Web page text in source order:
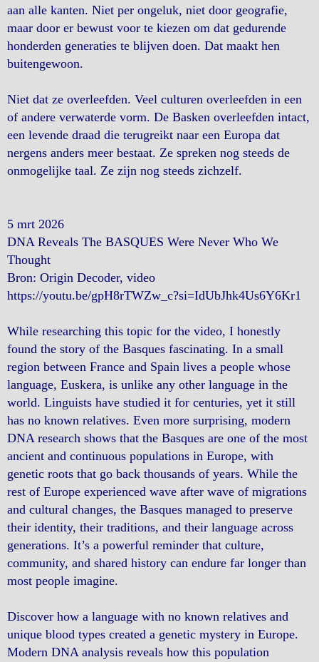
aan alle kanten. Niet per ongeluk, niet door geografie,
maar door er bewust voor te kiezen om dat gedurende
honderden generaties te blijven doen. Dat maakt hen
buitengewoon.
Niet dat ze overleefden. Veel culturen overleefden in een
of andere verwaterde vorm. De Basken overleefden intact,
een levende draad die terugreikt naar een Europa dat
nergens anders meer bestaat. Ze spreken nog steeds de
onmogelijke taal. Ze zijn nog steeds zichzelf.
5 mrt 2026
DNA Reveals The BASQUES Were Never Who We
Thought
Bron: Origin Decoder, video
https://youtu.be/gpH8rTWZw_c?si=IdUbJhk4Us6Y6Kr1
While researching this topic for the video, I honestly
found the story of the Basques fascinating. In a small
region between France and Spain lives a people whose
language, Euskera, is unlike any other language in the
world. Linguists have studied it for centuries, yet it still
has no known relatives. Even more surprising, modern
DNA research shows that the Basques are one of the most
ancient and continuous populations in Europe, with
genetic roots that go back thousands of years. While the
rest of Europe experienced wave after wave of migrations
and cultural changes, the Basques managed to preserve
their identity, their traditions, and their language across
generations. It’s a powerful reminder that culture,
community, and shared history can endure far longer than
most people imagine.
Discover how a language with no known relatives and
unique blood types created a genetic mystery in Europe.
Modern DNA analysis reveals how this population